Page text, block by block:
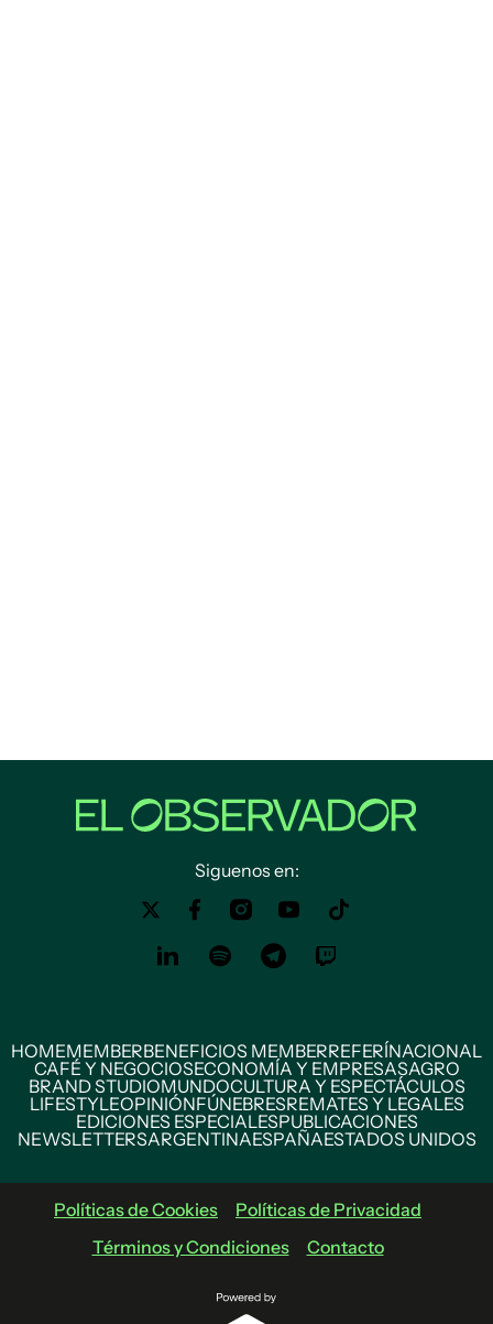
Siguenos en:
HOMEMEMBERBENEFICIOS MEMBERREFERÍNACIONAL
CAFÉ Y NEGOCIOSECONOMÍA Y EMPRESASAGRO
BRAND STUDIOMUNDOCULTURA Y ESPECTÁCULOS
LIFESTYLEOPINIÓNFÚNEBRESREMATES Y LEGALES
EDICIONES ESPECIALESPUBLICACIONES
NEWSLETTERSARGENTINAESPAÑAESTADOS UNIDOS
Políticas de Cookies
Políticas de Privacidad
Términos y Condiciones
Contacto